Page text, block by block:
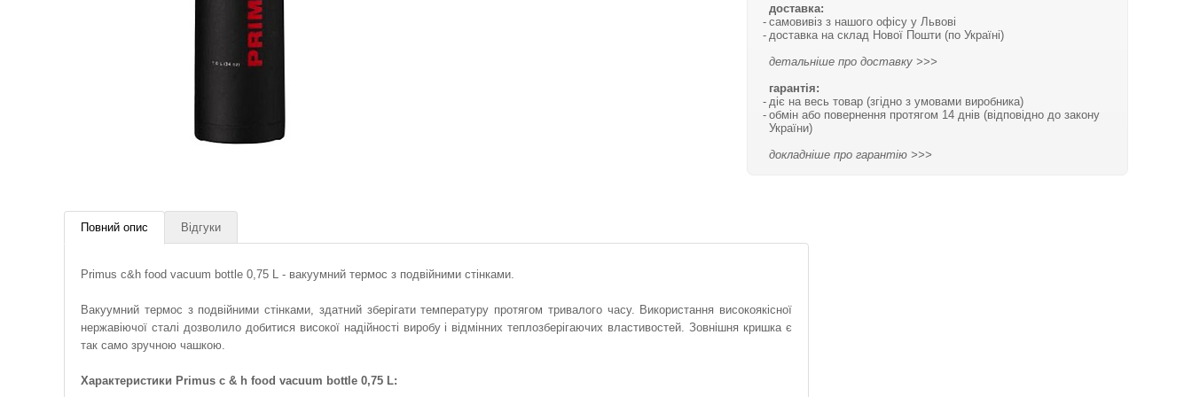
доставка:
самовивіз з нашого офісу у Львові
доставка на склад Нової Пошти (по Україні)
детальніше про доставку >>>
гарантія:
діє на весь товар (згідно з умовами виробника)
обмін або повернення протягом 14 днів (відповідно до закону
України)
докладніше про гарантію >>>
Повний опис Відгуки
Primus c&h food vacuum bottle 0,75 L - вакуумний термос з подвійними стінками.
Вакуумний термос з подвійними стінками, здатний зберігати температуру протягом тривалого часу. Використання високоякісної
нержавіючої сталі дозволило добитися високої надійності виробу і відмінних теплозберігаючих властивостей. Зовнішня кришка є
так само зручною чашкою.
Характеристики Primus c & h food vacuum bottle 0,75 L: